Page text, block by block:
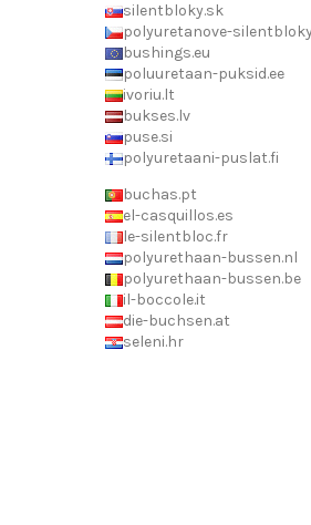
silentbloky.sk
polyuretanove-
bushings.eu
poluuretaan-puksid.ee
ivoriu.lt
bukses.lv
puse.si
polyuretaani-puslat.fi
buchas.pt
el-casquillos.es
le-silentbloc.fr
polyurethaan-bussen.nl
polyurethaan-bussen.be
il-boccole.it
die-buchsen.at
seleni.hr